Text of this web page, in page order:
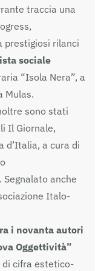
traccia una
prestigiosi rilanci
sociale
“Isola Nera”, a
Mulas.
sono stati
Il Giornale,
d’Italia, a cura di
Segnalato anche
Italo-
i novanta autori
Oggettività”
di cifra estetico-